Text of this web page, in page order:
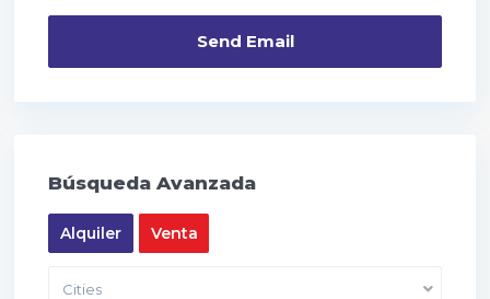
Búsqueda Avanzada
Alquiler Venta
Cities